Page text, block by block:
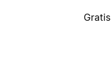
Gratis